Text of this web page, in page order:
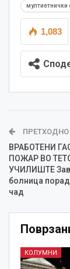
мултиетнички
1,083
ПРЕТХОДНО
ВРАБОТЕНИ
ПОЖАР ВО
УЧИЛИШТЕ
болница
чад
КОЛУМНИ